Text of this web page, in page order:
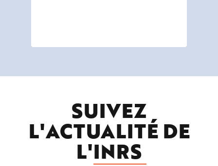
SUIVEZ
L'ACTUALITÉ DE
L'INRS